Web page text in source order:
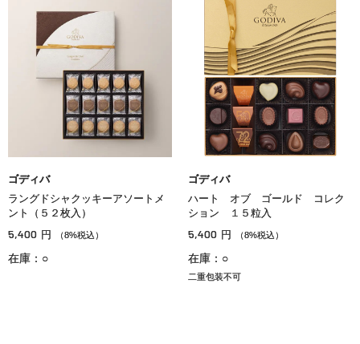
ゴディバ
ラングドシャクッキーアソートメ
ント（５２枚入）
5,400 円 （8%税込）
在庫：○
ゴディバ
ハート オブ ゴールド コレク
ション １５粒入
5,400 円 （8%税込）
在庫：○
二重包装不可